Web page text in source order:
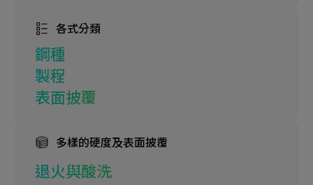
各式分類
鋼種
製程
表面披覆
多樣的硬度及表面披覆
退火與酸洗